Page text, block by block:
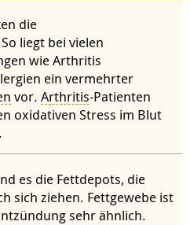
die
liegt bei vielen
wieArthritis
ein vermehrter
vor. Arthritis-Patienten
oxidativen Stress im Blut
es die Fettdepots, die
sich ziehen. Fettgewebe ist
sehr ähnlich.